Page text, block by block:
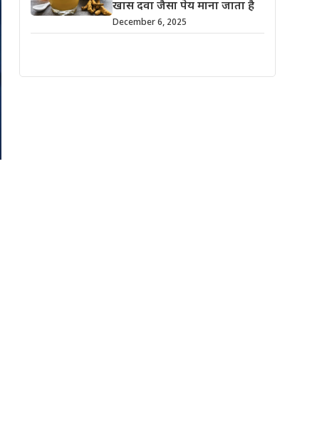
खास दवा जैसा पेय माना जाता है
December 6, 2025